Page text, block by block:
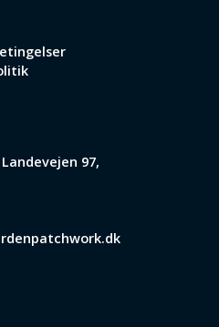
Landevejen 97,